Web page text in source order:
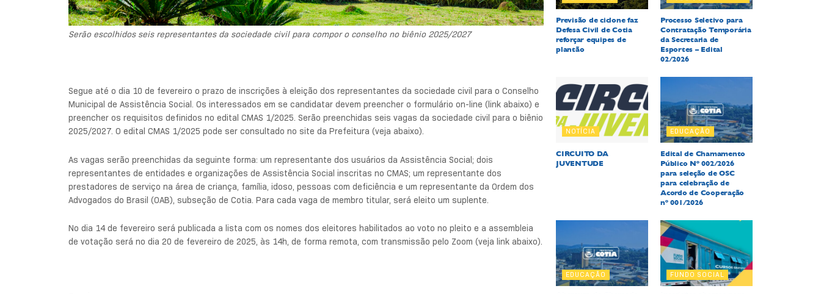
Serão escolhidos seis representantes da sociedade civil para compor o conselho no biênio 2025/2027
Segue até o dia 10 de fevereiro o prazo de inscrições à eleição dos representantes da sociedade civil para o Conselho
Municipal de Assistência Social. Os interessados em se candidatar devem preencher o formulário on-line (link abaixo) e
preencher os requisitos definidos no edital CMAS 1/2025. Serão preenchidas seis vagas da sociedade civil para o biênio
2025/2027. O edital CMAS 1/2025 pode ser consultado no site da Prefeitura (veja abaixo).
As vagas serão preenchidas da seguinte forma: um representante dos usuários da Assistência Social; dois
representantes de entidades e organizações de Assistência Social inscritas no CMAS; um representante dos
prestadores de serviço na área de criança, família, idoso, pessoas com deficiência e um representante da Ordem dos
Advogados do Brasil (OAB), subseção de Cotia. Para cada vaga de membro titular, será eleito um suplente.
No dia 14 de fevereiro será publicada a lista com os nomes dos eleitores habilitados ao voto no pleito e a assembleia
de votação será no dia 20 de fevereiro de 2025, às 14h, de forma remota, com transmissão pelo Zoom (veja link abaixo).
Previsão de ciclone faz
Defesa Civil de Cotia
reforçar equipes de
plantão
Processo Seletivo para
Contratação Temporária
da Secretaria de
Esportes – Edital
02/2026
NOTÍCIA
CIRCUITO DA
JUVENTUDE
EDUCAÇÃO
Edital de Chamamento
Público Nº 002/2026
para seleção de OSC
para celebração de
Acordo de Cooperação
nº 001/2026
EDUCAÇÃO FUNDO SOCIAL